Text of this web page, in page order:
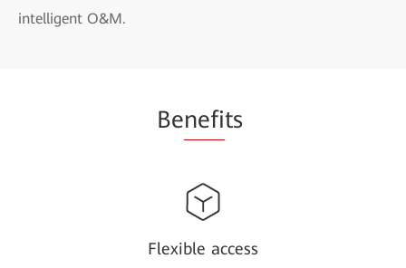
intelligent O&M.
Benefits
Flexible access